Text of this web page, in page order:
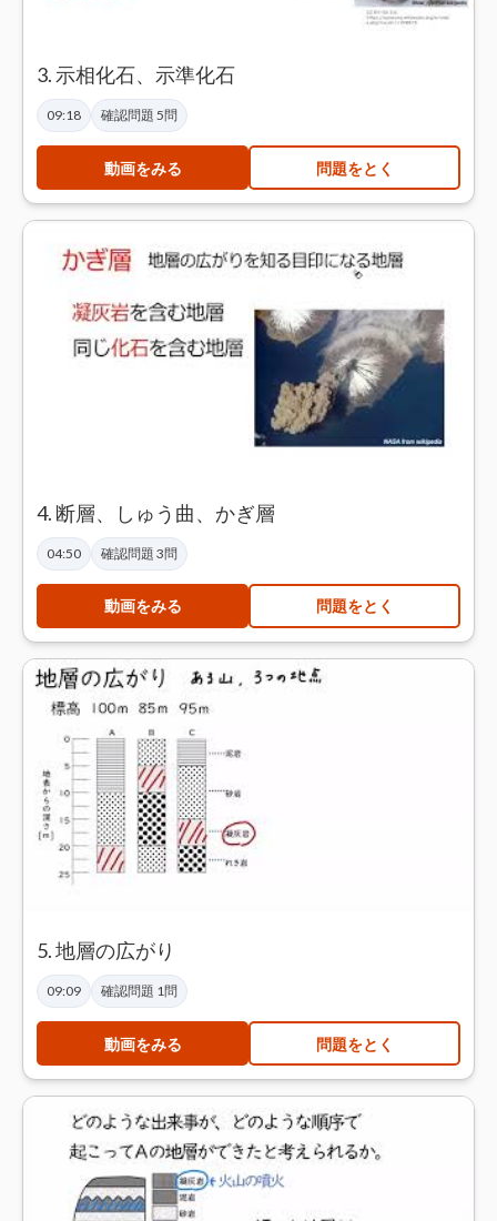
3. 示相化石、示準化石
09:18 確認問題 5問
動画をみる 問題をとく
4. 断層、しゅう曲、かぎ層
04:50 確認問題 3問
動画をみる 問題をとく
5. 地層の広がり
09:09 確認問題 1問
動画をみる 問題をとく